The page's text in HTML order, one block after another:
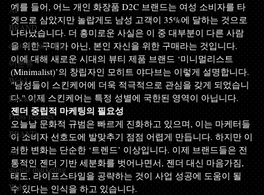
AI
BRAND
digital marketing
미분류
Web3
Blockchain
Press releases
BRAND
AI
digital marketing
Web3
예를 들어, 어느 개인 화장품 D2C 브랜드는 여성 소비자를 타
겟으로 삼았지만 놀랍게도 남성 고객이 35%에 달하는 것으로
나타났습니다. 더 흥미로운 사실은 이 중 대부분이 다른 사람
을 위한 구매가 아닌, 본인 자신을 위한 구매라는 것입니다.
이에 대해 새로운 시대의 뷰티 제품 브랜드 ‘미니멀리스트
(Minimalist)’의 창립자인 모히트 야다브는 이렇게 설명합니다.
"남성들이 스킨케어에 더욱 적극적으로 관심을 갖게 되었습니
다." 이제 스킨케어는 특정 성별에 국한된 영역이 아닙니다.
젠더 중립적 마케팅의 필요성
오늘날 문화적 규범은 빠르게 진화하고 있으며, 이는 마케터들
이 소비자 선호도에 발맞추기 점점 어렵게 만듭니다. 하지만 이
러한 변화는 단순한 ‘트렌드’ 이상입니다. 이제 브랜드들은 전
통적인 젠더 기반 세분화를 벗어나면서, 젠더 대신 마음가짐,
태도, 라이프스타일을 공략하는 것이 사업 성공에 도움이 될
수 있다는 인식을 하고 있습니다.